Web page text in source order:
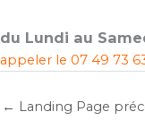
du Lundi au
appeler le 07 49 73
← Landing Page